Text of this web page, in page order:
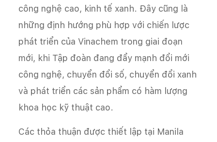
công nghệ cao, kinh tế xanh. Đây cũng là
những định hướng phù hợp với chiến lược
phát triển của Vinachem trong giai đoạn
mới, khi Tập đoàn đang đẩy mạnh đổi mới
công nghệ, chuyển đổi số, chuyển đổi xanh
và phát triển các sản phẩm có hàm lượng
khoa học kỹ thuật cao.
Các thỏa thuận được thiết lập tại Manila